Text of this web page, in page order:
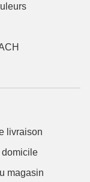
livraison
domicile
magasin